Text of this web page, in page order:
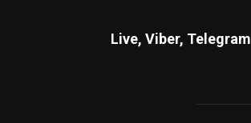
Live, Viber, Telegram